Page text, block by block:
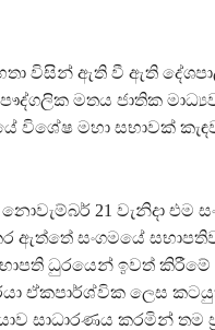
විසින් ඇති වී ඇති
මතය ජාතික
විශේෂ මහා සභාවක්
21 වැනිදා එම
ඇත්තේ සංගමයේ
ධුරයෙන් ඉවත් කිරීමේ
ඒකපාර්ශ්වික ලෙස
සාධාරණය කරමින් තම